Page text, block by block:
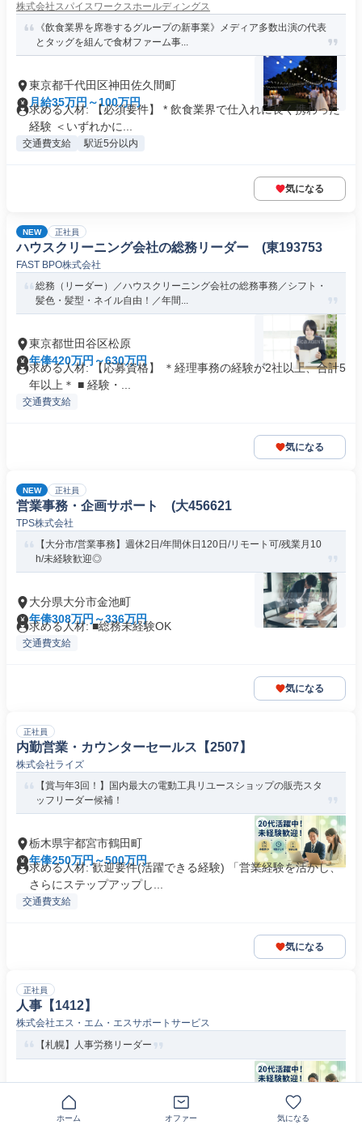
株式会社スパイスワークスホールディングス
《飲食業界を席巻するグループの新事業》メディア多数出演の代表
とタッグを組んで食材ファーム事...
東京都千代田区神田佐久間町
月給35万円～100万円
求める人材: 【必須要件】 * 飲食業界で仕入れに長く携わった
経験 ＜いずれかに...
交通費支給 駅近5分以内
気になる
NEW 正社員
ハウスクリーニング会社の総務リーダー (東193753
FAST BPO株式会社
総務（リーダー）／ハウスクリーニング会社の総務事務／シフト・
髪色・髪型・ネイル自由！／年間...
東京都世田谷区松原
年俸420万円～630万円
求める人材: 【応募資格】 ＊経理事務の経験が2社以上、合計5
年以上＊ ■ 経験・...
交通費支給
気になる
NEW 正社員
営業事務・企画サポート (大456621
TPS株式会社
【大分市/営業事務】週休2日/年間休日120日/リモート可/残業月10
h/未経験歓迎◎
大分県大分市金池町
年俸308万円～336万円
求める人材: ■総務未経験OK
交通費支給
気になる
正社員
内勤営業・カウンターセールス【2507】
株式会社ライズ
【賞与年3回！】国内最大の電動工具リユースショップの販売スタ
ッフリーダー候補！
栃木県宇都宮市鶴田町
年俸250万円～500万円
求める人材: 歓迎要件(活躍できる経験) 「営業経験を活かし、
さらにステップアップし...
交通費支給
気になる
正社員
人事【1412】
株式会社エス・エム・エスサポートサービス
【札幌】人事労務リーダー
年俸400万円～450万円
求める人材: 歓迎要件(活躍できる経験) 【歓迎】 ・マネジメン
ホーム オファー 気になる